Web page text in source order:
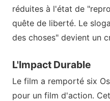
réduites à l'état de
quête de liberté. Le
des choses" devient un
L'Impact Durable
Le film a remporté six
pour un film d'action.